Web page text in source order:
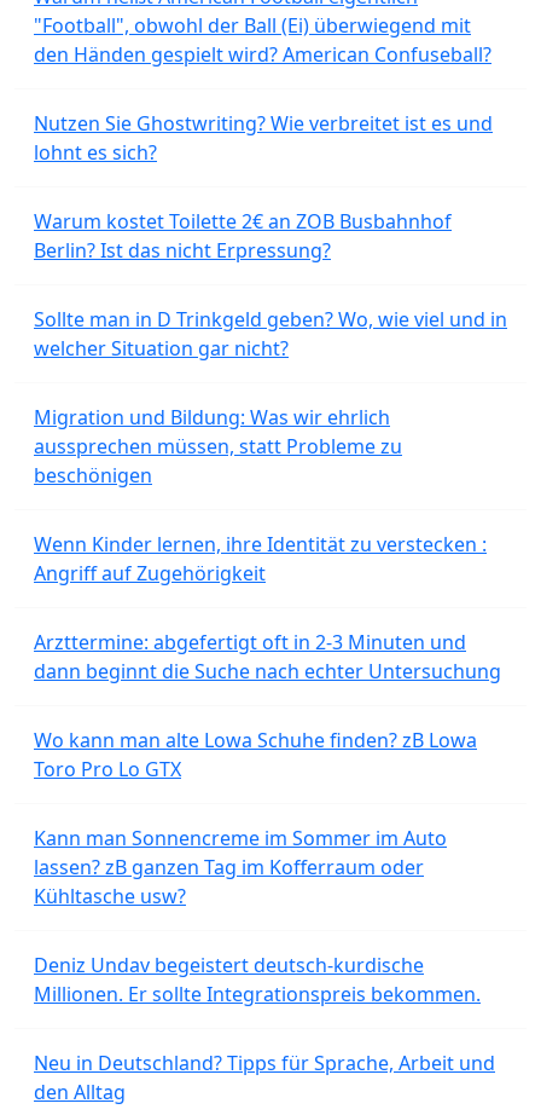
"Football", obwohl der Ball (Ei) überwiegend mit
den Händen gespielt wird? American Confuseball?
Nutzen Sie Ghostwriting? Wie verbreitet ist es und
lohnt es sich?
Warum kostet Toilette 2€ an ZOB Busbahnhof
Berlin? Ist das nicht Erpressung?
Sollte man in D Trinkgeld geben? Wo, wie viel und in
welcher Situation gar nicht?
Migration und Bildung: Was wir ehrlich
aussprechen müssen, statt Probleme zu
beschönigen
Wenn Kinder lernen, ihre Identität zu verstecken :
Angriff auf Zugehörigkeit
Arzttermine: abgefertigt oft in 2-3 Minuten und
dann beginnt die Suche nach echter Untersuchung
Wo kann man alte Lowa Schuhe finden? zB Lowa
Toro Pro Lo GTX
Kann man Sonnencreme im Sommer im Auto
lassen? zB ganzen Tag im Kofferraum oder
Kühltasche usw?
Deniz Undav begeistert deutsch-kurdische
Millionen. Er sollte Integrationspreis bekommen.
Neu in Deutschland? Tipps für Sprache, Arbeit und
den Alltag